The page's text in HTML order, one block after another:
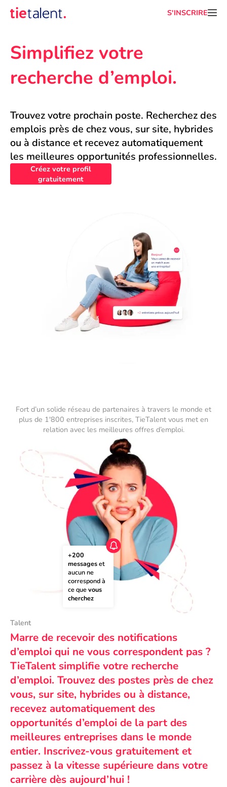
S'INSCRIRE
Simplifiez votre
recherche d’emploi.
Trouvez votre prochain poste. Recherchez des
emplois près de chez vous, sur site, hybrides
ou à distance et recevez automatiquement
les meilleures opportunités professionnelles.
Créez votre profil
gratuitement
Fort d’un solide réseau de partenaires à travers le monde et
plus de 1'800 entreprises inscrites, TieTalent vous met en
relation avec les meilleures offres d’emploi.
+200
messages et
aucun ne
correspond à
ce que vous
cherchez
Talent
Marre de recevoir des notifications
d’emploi qui ne vous correspondent pas ?
TieTalent simplifie votre recherche
d’emploi. Trouvez des postes près de chez
vous, sur site, hybrides ou à distance,
recevez automatiquement des
opportunités d’emploi de la part des
meilleures entreprises dans le monde
entier. Inscrivez-vous gratuitement et
passez à la vitesse supérieure dans votre
carrière dès aujourd’hui !